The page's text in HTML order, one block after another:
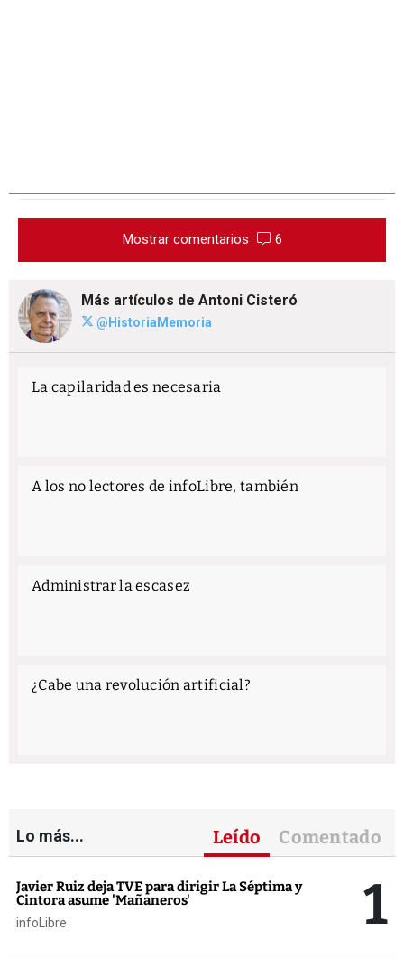
Mostrar comentarios 6
Más artículos de Antoni Cisteró
@HistoriaMemoria
La capilaridad es necesaria
A los no lectores de infoLibre, también
Administrar la escasez
¿Cabe una revolución artificial?
Lo más... Leído Comentado
Javier Ruiz deja TVE para dirigir La Séptima y
Cintora asume 'Mañaneros'
infoLibre 1